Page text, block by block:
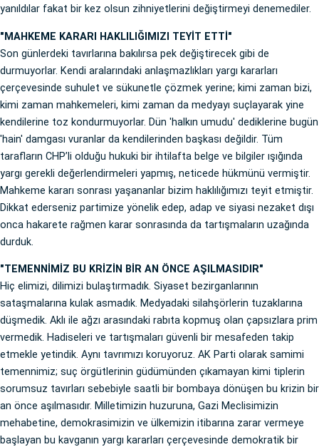
yanıldılar fakat bir kez olsun zihniyetlerini değiştirmeyi denemediler.
"MAHKEME KARARI HAKLILIĞIMIZI TEYİT ETTİ"
Son günlerdeki tavırlarına bakılırsa pek değiştirecek gibi de
durmuyorlar. Kendi aralarındaki anlaşmazlıkları yargı kararları
çerçevesinde suhulet ve sükunetle çözmek yerine; kimi zaman bizi,
kimi zaman mahkemeleri, kimi zaman da medyayı suçlayarak yine
kendilerine toz kondurmuyorlar. Dün 'halkın umudu' dediklerine bugün
'hain' damgası vuranlar da kendilerinden başkası değildir. Tüm
tarafların CHP’li olduğu hukuki bir ihtilafta belge ve bilgiler ışığında
yargı gerekli değerlendirmeleri yapmış, neticede hükmünü vermiştir.
Mahkeme kararı sonrası yaşananlar bizim haklılığımızı teyit etmiştir.
Dikkat ederseniz partimize yönelik edep, adap ve siyasi nezaket dışı
onca hakarete rağmen karar sonrasında da tartışmaların uzağında
durduk.
"TEMENNİMİZ BU KRİZİN BİR AN ÖNCE AŞILMASIDIR"
Hiç elimizi, dilimizi bulaştırmadık. Siyaset bezirganlarının
sataşmalarına kulak asmadık. Medyadaki silahşörlerin tuzaklarına
düşmedik. Aklı ile ağzı arasındaki rabıta kopmuş olan çapsızlara prim
vermedik. Hadiseleri ve tartışmaları güvenli bir mesafeden takip
etmekle yetindik. Aynı tavrımızı koruyoruz. AK Parti olarak samimi
temennimiz; suç örgütlerinin güdümünden çıkamayan kimi tiplerin
sorumsuz tavırları sebebiyle saatli bir bombaya dönüşen bu krizin bir
an önce aşılmasıdır. Milletimizin huzuruna, Gazi Meclisimizin
mehabetine, demokrasimizin ve ülkemizin itibarına zarar vermeye
başlayan bu kavganın yargı kararları çerçevesinde demokratik bir